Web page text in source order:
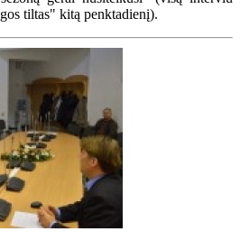
tiltas" kitą penktadienį).